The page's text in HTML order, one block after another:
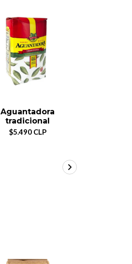
Aguantadora
tradicional
$5.490 CLP